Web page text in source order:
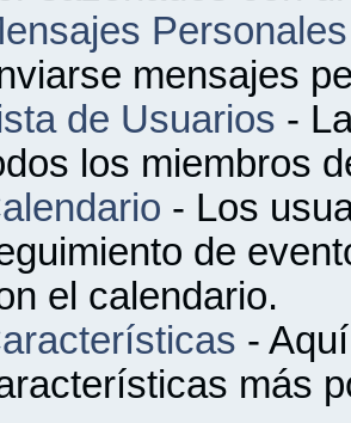
Personales
mensajes
de Usuarios -
los miembros
- Los
de
el calendario.
-
más